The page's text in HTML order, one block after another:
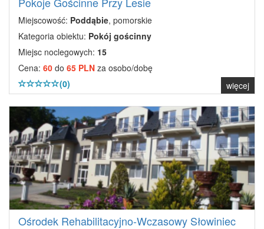
Miejscowość: Poddąbie, pomorskie
Kategoria obiektu: Pokój gościnny
Miejsc noclegowych: 15
Cena: 60 do 65 PLN za osobo/dobę
(0)
więcej
Ośrodek Rehabilitacyjno-Wczasowy Słowiniec